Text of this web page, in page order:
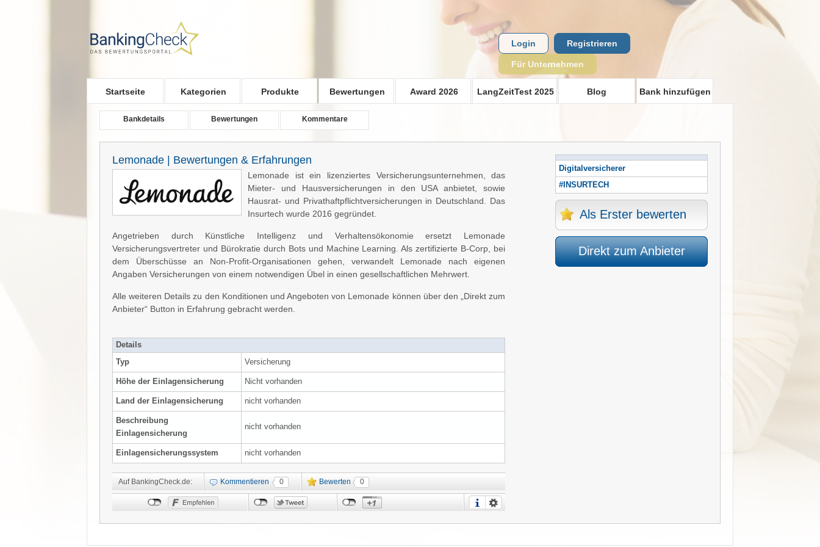
Startseite Kategorien Produkte Bewertungen Award 2026 LangZeitTest 2025 Blog Bank hinzufügen
Login Registrieren
Für Unternehmen
Bankdetails Bewertungen Kommentare
Lemonade | Bewertungen & Erfahrungen
Lemonade ist ein lizenziertes Versicherungsunternehmen, das
Mieter- und Hausversicherungen in den USA anbietet, sowie
Hausrat- und Privathaftpflichtversicherungen in Deutschland. Das
Insurtech wurde 2016 gegründet.
Angetrieben durch Künstliche Intelligenz und Verhaltensökonomie ersetzt Lemonade
Versicherungsvertreter und Bürokratie durch Bots und Machine Learning. Als zertifizierte B-Corp, bei
dem Überschüsse an Non-Profit-Organisationen gehen, verwandelt Lemonade nach eigenen
Angaben Versicherungen von einem notwendigen Übel in einen gesellschaftlichen Mehrwert.
Alle weiteren Details zu den Konditionen und Angeboten von Lemonade können über den „Direkt zum
Anbieter“ Button in Erfahrung gebracht werden.
Details
Typ
Versicherung
Höhe der Einlagensicherung Nicht vorhanden
Land der Einlagensicherung nicht vorhanden
Beschreibung
Einlagensicherung
nicht vorhanden
Einlagensicherungssystem nicht vorhanden
Auf BankingCheck.de: Kommentieren 0 Bewerten 0
Digitalversicherer
#INSURTECH
Als Erster bewerten
Direkt zum Anbieter